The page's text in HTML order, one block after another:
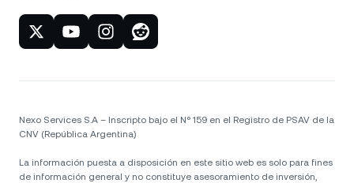
Nexo Services S.A – Inscripto bajo el N° 159 en el Registro de PSAV de la
CNV (República Argentina)
La información puesta a disposición en este sitio web es solo para fines
de información general y no constituye asesoramiento de inversión,